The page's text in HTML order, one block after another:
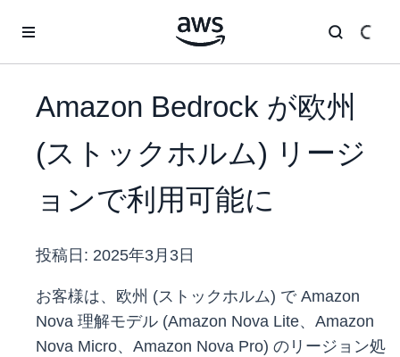
Amazon Bedrock が欧州
(ストックホルム) リージ
ョンで利用可能に
投稿日: 2025年3月3日
お客様は、欧州 (ストックホルム) で Amazon
Nova 理解モデル (Amazon Nova Lite、Amazon
Nova Micro、Amazon Nova Pro) のリージョン処